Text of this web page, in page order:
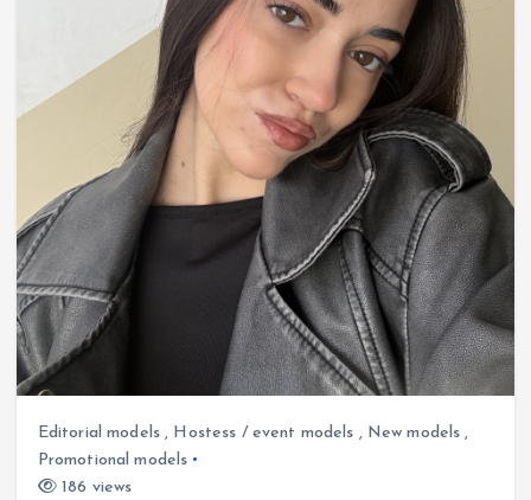
Editorial models, Hostess / event models , New models ,
Promotional models
186 views